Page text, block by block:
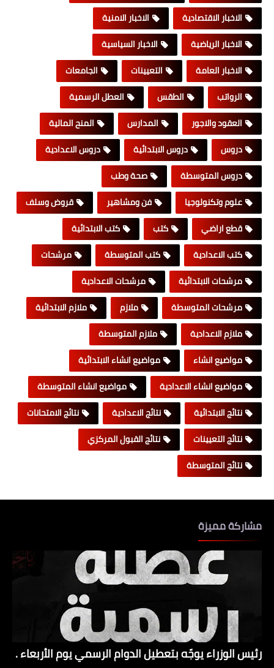
الاخبار الاقتصادية
الاخبار الامنية
الاخبار الرياضية
الاخبار السياسية
الاخبار العامة
التعيينات
الجامعات
الرواتب
الطقس
العطل الرسمية
العقود والاجور
المدارس
المنح المالية
دروس
دروس الابتدائية
دروس الاعدادية
دروس المتوسطة
صحة وطب
علوم وتكنولوجيا
فن ومشاهير
قروض وسلف
قطع اراضي
كتب
كتب الابتدائية
كتب الاعدادية
كتب المتوسطة
مرشحات
مرشحات الابتدائية
مرشحات الاعدادية
مرشحات المتوسطة
ملازم
ملازم الابتدائية
ملازم الاعدادية
ملازم المتوسطة
مواضيع انشاء
مواضيع انشاء الابتدائية
مواضيع انشاء الاعدادية
مواضيع انشاء المتوسطة
نتائج الابتدائية
نتائج الاعدادية
نتائج الامتحانات
نتائج التعيينات
نتائج القبول المركزي
نتائج المتوسطة
مشاركة مميزة
رئيس الوزراء يوجّه بتعطيل الدوام الرسمي يوم الأربعاء .